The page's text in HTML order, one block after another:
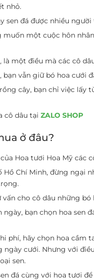
nhỏ.
sen đá được nhiều
một cuộc hôn
là một điều mà các cô
bạn vẫn giữ bó hoa cưới
cây, bạn chỉ việc lấy
cô dâu tại ZALO SHOP
ở đâu?
của Hoa tươi Hoa Mỹ các
Hồ Chí Minh, đừng ngại
cho cô dâu những bó
ngày, bạn chọn hoa sen
phí, hãy chọn hoa cầm
cưới. Nhưng với
sen.
đá cùng với hoa tươi